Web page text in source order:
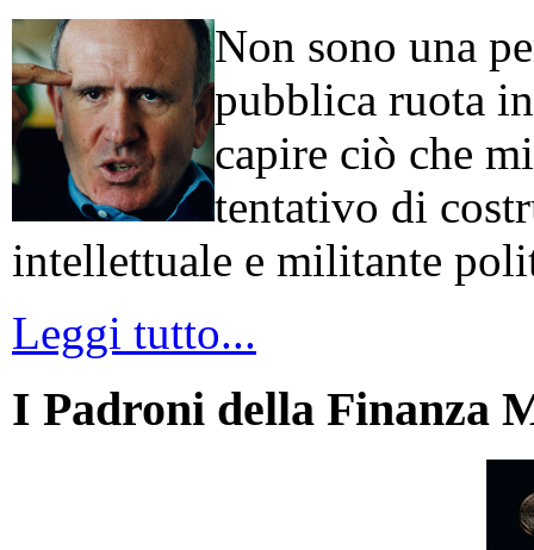
Non sono una
pubblica ruota
capire ciò che
tentativo di
intellettuale e militante
Leggi tutto...
I Padroni della Finanza